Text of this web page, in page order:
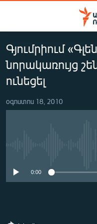
Մատչելիության
հիմնական
բովանդակությանը
Անցնել
հիմնական
Որոնում
ԱԶԱՏՈՒԹՅՈՒՆ TV
ՀԱՅԱՍՏԱՆ
ՔԱՂԱՔԱԿԱՆ
ԸՆՏՐՈՒԹՅՈՒՆՆԵՐ 2026
ՂԱՐԱԲԱՂ
Գյումրիում
նորակառույց
ունեցել
օգոստոս 18, 2010
0:00